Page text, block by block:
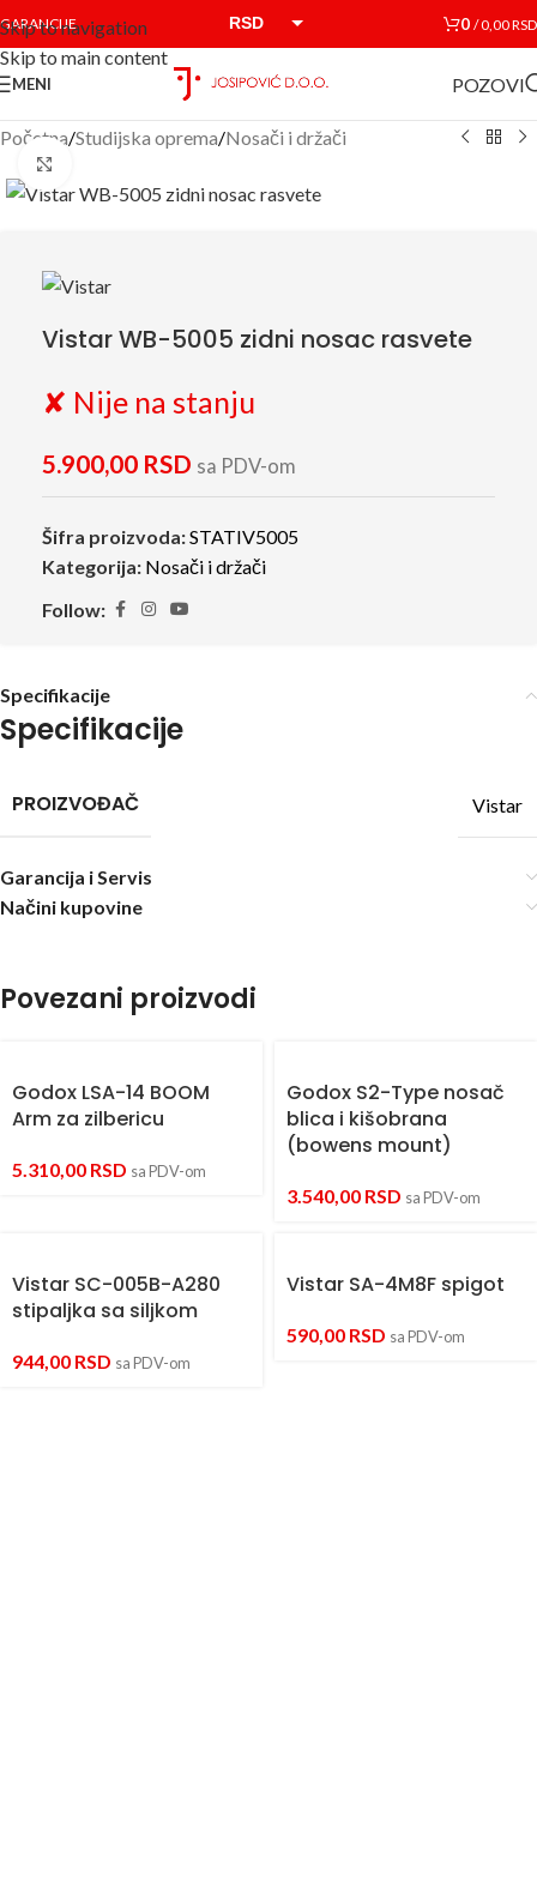
Skip to navigation
Skip to main content
GARANCIJE RSD 0 /0,00RSD
MENI POZOVI
Početna/Studijska oprema/Nosači i držači
Vistar WB-5005 zidni nosac rasvete
✘ Nije na stanju
5.900,00 RSD sa PDV-om
Šifra proizvoda:STATIV5005
Kategorija: Nosači i držači
Follow:
Specifikacije
Specifikacije
PROIZVOĐAČ Vistar
Garancija i Servis
Načini kupovine
Povezani proizvodi
Godox LSA-14 BOOM
Arm za zilbericu
5.310,00 RSD sa PDV-om
Godox S2-Type nosač
blica i kišobrana
(bowens mount)
3.540,00 RSD sa PDV-om
Vistar SC-005B-A280
stipaljka sa siljkom
944,00 RSD sa PDV-om
Vistar SA-4M8F spigot
590,00 RSD sa PDV-om